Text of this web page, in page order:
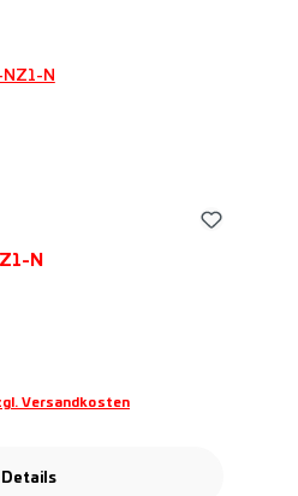
N
Versandkosten
Details